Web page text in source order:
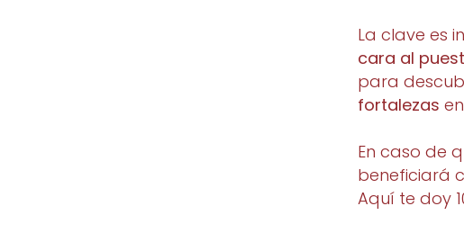
La clave es
cara al
para
fortalezas
En caso de
beneficiará
Aquí te doy